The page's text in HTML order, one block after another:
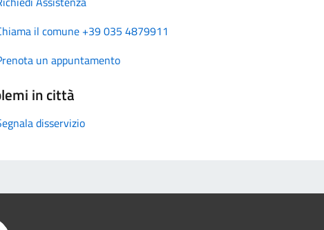
il comune +39 035 4879911
un appuntamento
in città
disservizio